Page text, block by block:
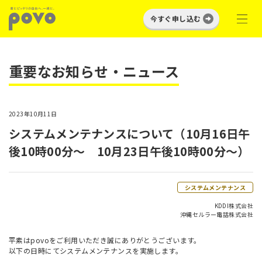
今すぐ申し込む
重要なお知らせ・ニュース
2023年10月11日
システムメンテナンスについて（10月16日午
後10時00分～ 10月23日午後10時00分～）
システムメンテナンス
KDDI株式会社
沖縄セルラー電話株式会社
平素はpovoをご利用いただき誠にありがとうございます。
以下の日時にてシステムメンテナンスを実施します。